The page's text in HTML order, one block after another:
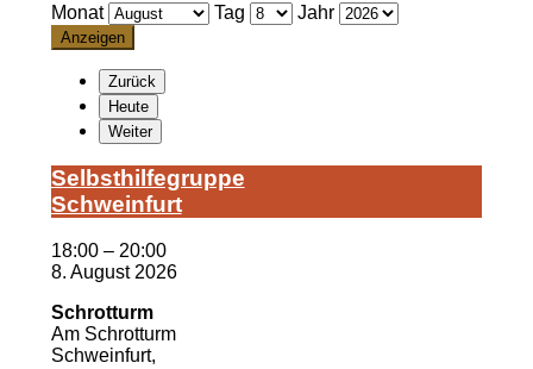
Monat Tag Jahr
Zurück
Heute
Weiter
Selbst­hil­fe­grup­pe
Schwein­furt
18:00 – 20:00
8. August 2026
Schrotturm
Am Schrotturm
Schweinfurt,